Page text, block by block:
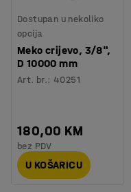
Dostupan u nekoliko
opcija
Meko crijevo, 3/8",
D 10000 mm
Art. br.: 40251
180,00 KM
bez PDV
U KOŠARICU